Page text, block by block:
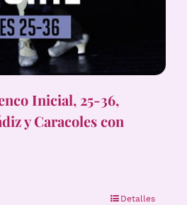
Inicial, 25-36,
y Caracoles con
Detalles